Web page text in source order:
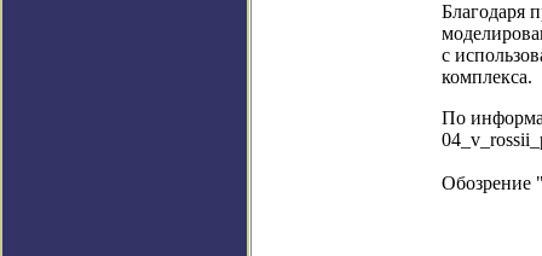
Благодаря
с
комплекса.
По
Обозрение